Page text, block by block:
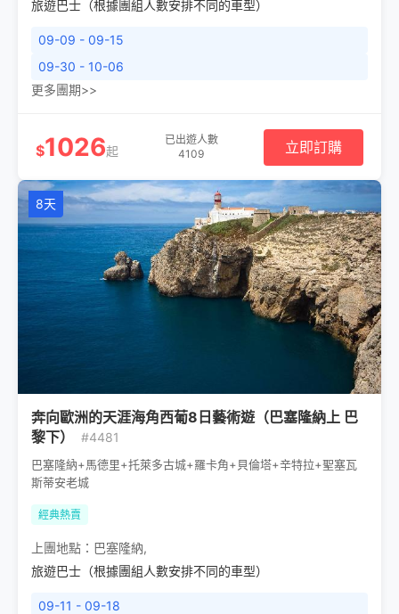
旅遊巴士（根據團組人數安排不同的車型）
09-09 - 09-15
09-30 - 10-06
更多團期>>
$1026起
已出遊人數
4109
立即訂購
8天
奔向歐洲的天涯海角西葡8日藝術遊（巴塞隆納上 巴
黎下）
#4481
巴塞隆納+馬德里+托萊多古城+羅卡角+貝倫塔+辛特拉+聖塞瓦
斯蒂安老城
經典熱賣
上團地點： 巴塞隆納,
旅遊巴士（根據團組人數安排不同的車型）
09-11 - 09-18